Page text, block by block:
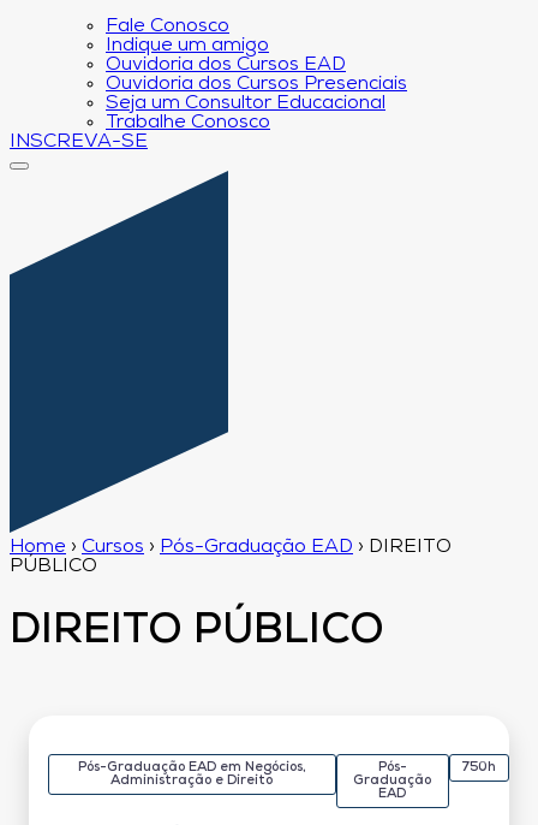
Fale Conosco
Indique um amigo
Ouvidoria dos Cursos EAD
Ouvidoria dos Cursos Presenciais
Seja um Consultor Educacional
Trabalhe Conosco
INSCREVA-SE
Home › Cursos › Pós-Graduação EAD › DIREITO
PÚBLICO
DIREITO PÚBLICO
Pós-Graduação EAD em Negócios,
Administração e Direito
Pós-
Graduação
EAD
750h